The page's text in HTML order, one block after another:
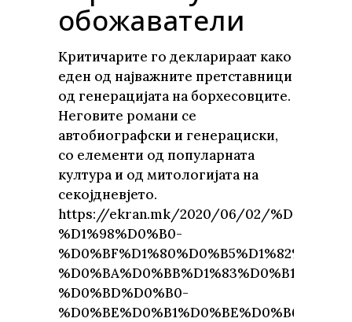
обожаватели
Критичарите го декларираат како
еден од најважните претставници
од генерацијата на борхесовците.
Неговите романи се
автобиографски и генерациски,
со елементи од популарната
култура и од митологијата на
секојдневјето.
https://ekran.mk/2020/06/02/
%D1%98%D0%B0-
%D0%BA%D0%BB%D1%83%D0%B1-
%D0%BD%D0%B0-